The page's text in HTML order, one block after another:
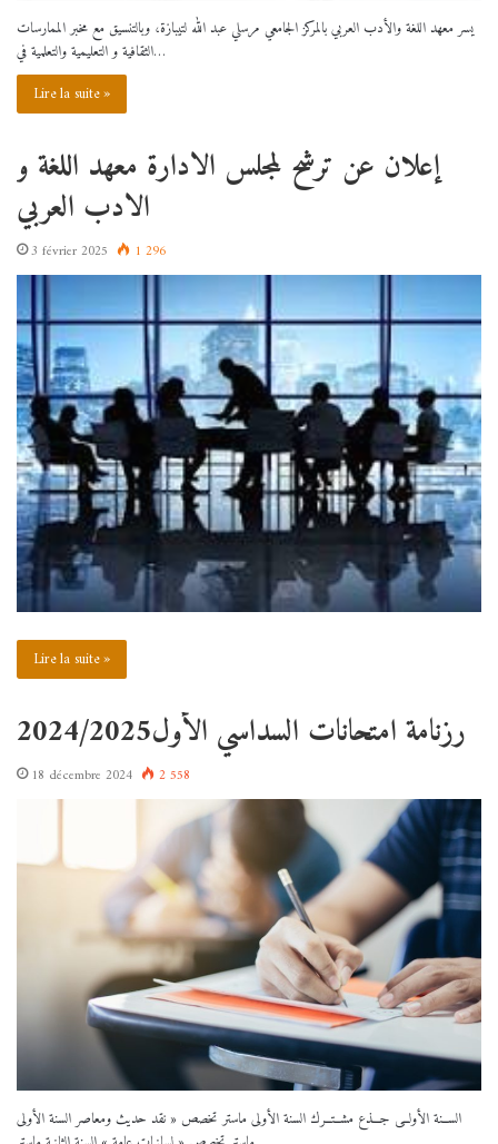
يسر معهد اللغة والأدب العربي بالمركز الجامعي مرسلي عبد الله لتيبازة، وبالتنسيق مع مخبر الممارسات
الثقافية و التعليمية والتعلمية في…
Lire la suite »
إعلان عن ترشح لمجلس الادارة معهد اللغة و
الادب العربي
3 février 2025 1 296
Lire la suite »
رزنامة امتحانات السداسي الأول2024/2025
18 décembre 2024 2 558
الســنة الأولــى جـــذع مشــتــرك السنة الأولى ماستر تخصص « نقد حديث ومعاصر السنة الأولى